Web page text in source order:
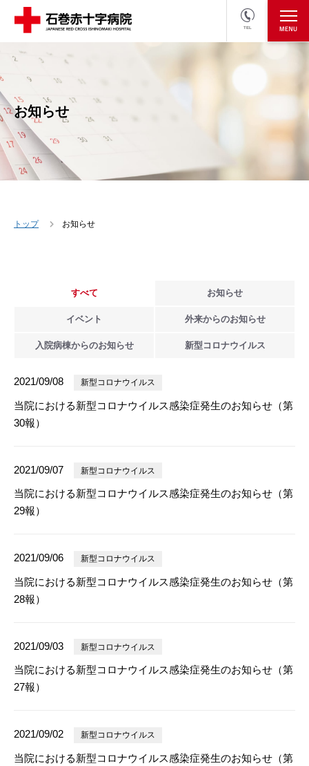
TEL
医療関係者の方
お知らせ
トップ お知らせ
すべて お知らせ
イベント 外来からのお知らせ
入院病棟からのお知らせ 新型 コロナウイルス
2021/09/08 新型コロナウイルス
当院における新型コロナウイルス感染症発生のお知らせ（第
30報）
2021/09/07 新型コロナウイルス
当院における新型コロナウイルス感染症発生のお知らせ（第
29報）
2021/09/06 新型コロナウイルス
当院における新型コロナウイルス感染症発生のお知らせ（第
28報）
2021/09/03 新型コロナウイルス
当院における新型コロナウイルス感染症発生のお知らせ（第
27報）
2021/09/02 新型コロナウイルス
当院における新型コロナウイルス感染症発生のお知らせ（第